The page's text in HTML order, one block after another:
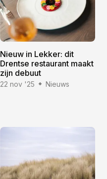
Nieuw in Lekker: dit
Drentse restaurant maakt
zijn debuut
22 nov '25 Nieuws